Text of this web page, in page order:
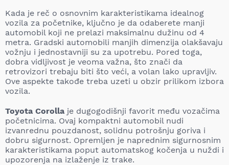
Kada je reč o osnovnim karakteristikama idealnog
vozila za početnike, ključno je da odaberete manji
automobil koji ne prelazi maksimalnu dužinu od 4
metra. Gradski automobili manjih dimenzija olakšavaju
vožnju i jednostavniji su za upotrebu. Pored toga,
dobra vidljivost je veoma važna, što znači da
retrovizori trebaju biti što veći, a volan lako upravljiv.
Ove aspekte takođe treba uzeti u obzir prilikom izbora
vozila.
Toyota Corolla je dugogodišnji favorit među vozačima
početnicima. Ovaj kompaktni automobil nudi
izvanrednu pouzdanost, solidnu potrošnju goriva i
dobru sigurnost. Opremljen je naprednim sigurnosnim
karakteristikama poput automatskog kočenja u nuždi i
upozorenja na izlaženje iz trake.